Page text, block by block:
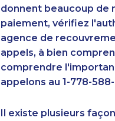
donnent beaucoup de
paiement, vérifiez
agence de
appels, à bien
comprendre
appelons au 1-778-
Il existe plusieurs